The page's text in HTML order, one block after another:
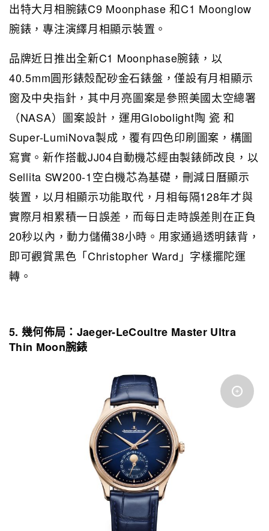
出特大月相腕錶C9 Moonphase 和C1 Moonglow
腕錶，專注演繹月相顯示裝置。
品牌近日推出全新C1 Moonphase腕錶，以
40.5mm圓形錶殼配砂金石錶盤，僅設有月相顯示
窗及中央指針，其中月亮圖案是參照美國太空總署
（NASA）圖案設計，運用Globolight陶 瓷 和
Super-LumiNova製成，覆有四色印刷圖案，構圖
寫實。新作搭載JJ04自動機芯經由製錶師改良，以
Sellita SW200-1空白機芯為基礎，刪減日曆顯示
裝置，以月相顯示功能取代，月相每隔128年才與
實際月相累積一日誤差，而每日走時誤差則在正負
20秒以內，動力儲備38小時。用家通過透明錶背，
即可觀賞黑色「Christopher Ward」字樣擺陀運
轉。
5. 幾何佈局：Jaeger-LeCoultre Master Ultra
Thin Moon腕錶